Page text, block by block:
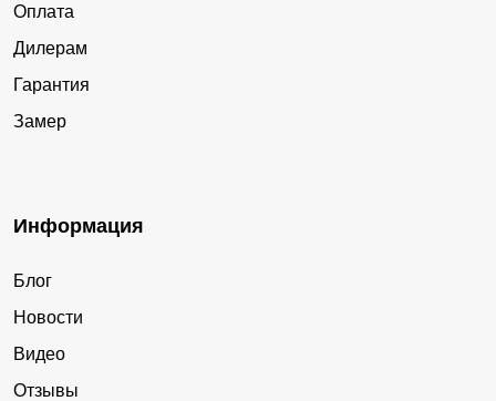
Оплата
Дилерам
Гарантия
Замер
Информация
Блог
Новости
Видео
Отзывы